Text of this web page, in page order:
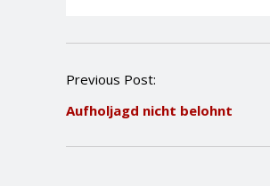
P
s
n
Previous Post:
Aufholjagd nicht belohnt